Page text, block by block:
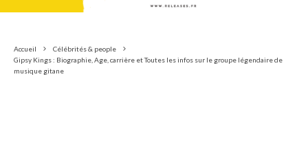
Accueil
Célébrités & people
Gipsy Kings : Biographie, Age, carrière et Toutes les infos sur le groupe légendaire de
musique gitane